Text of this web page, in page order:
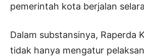
pemerintah kota berjalan
Dalam substansinya, Raperda
tidak hanya mengatur